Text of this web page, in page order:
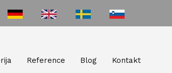
Reference Blog Kontakt